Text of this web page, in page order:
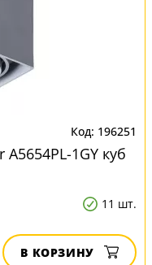
196251
1GY куб
11 шт.
В КОРЗИНУ